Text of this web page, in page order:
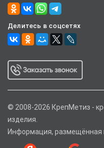
Делитесь в соцсетях
© 2008-2026 КрепМетиз -
изделия.
Информация, размещённая